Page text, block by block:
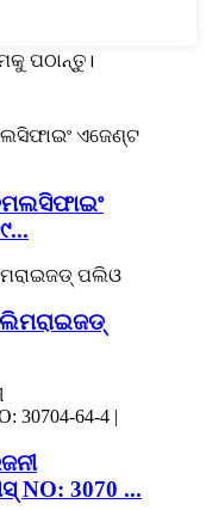
ପଠାନ୍ତୁ।
3070 ...